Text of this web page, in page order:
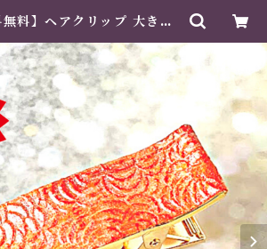
無料】ヘアクリップ 大きめ
イド サーモンピンク | 紙工
芸専門店 美そあみか